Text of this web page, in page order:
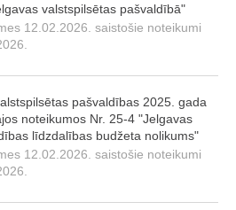
valstspilsētas pašvaldībā"
12.02.2026. saistošie noteikumi
pašvaldības 2025. gada
noteikumos Nr. 25-4 "Jelgavas
līdzdalības budžeta nolikums"
12.02.2026. saistošie noteikumi